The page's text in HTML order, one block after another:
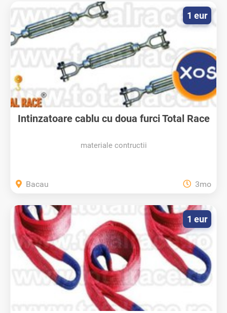
Intinzatoare cablu cu doua furci Total Race
materiale contructii
1 eur
Bacau 3mo
1 eur